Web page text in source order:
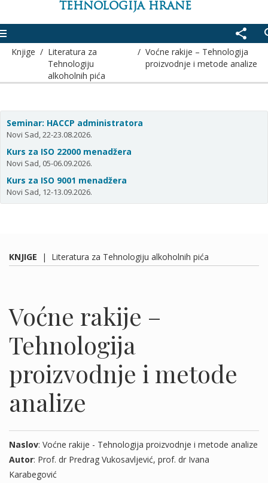
TEHNOLOGIJA HRANE
share
Knjige / Literatura za
Tehnologiju
alkoholnih pića
/ Voćne rakije – Tehnologija
proizvodnje i metode analize
Seminar: HACCP administratora
Novi Sad, 22-23.08.2026.
Kurs za ISO 22000 menadžera
Novi Sad, 05-06.09.2026.
Kurs za ISO 9001 menadžera
Novi Sad, 12-13.09.2026.
KNJIGE | Literatura za Tehnologiju alkoholnih pića
Voćne rakije –
Tehnologija
proizvodnje i metode
analize
Naslov: Voćne rakije - Tehnologija proizvodnje i metode analize
Autor: Prof. dr Predrag Vukosavljević, prof. dr Ivana
Karabegović